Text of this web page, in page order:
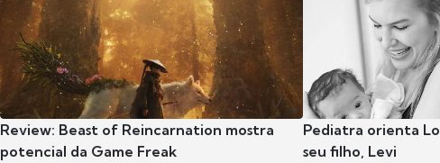
Review: Beast of Reincarnation mostra
potencial da Game Freak
Pediatra orienta
seu filho, Levi